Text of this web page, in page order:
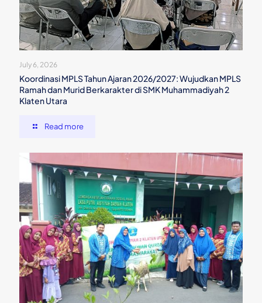
July 6, 2026
Koordinasi MPLS Tahun Ajaran 2026/2027: Wujudkan MPLS
Ramah dan Murid Berkarakter di SMK Muhammadiyah 2
Klaten Utara
Read more